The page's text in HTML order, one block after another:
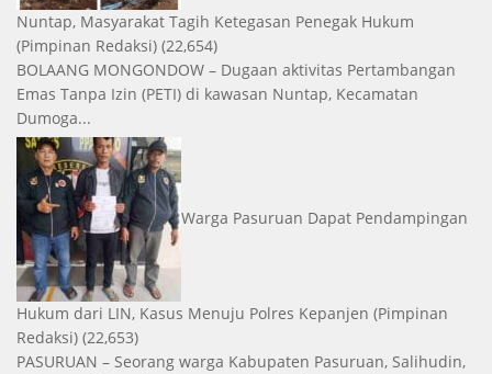
Nuntap, Masyarakat Tagih Ketegasan Penegak Hukum
(Pimpinan Redaksi) (22,654)
BOLAANG MONGONDOW – Dugaan aktivitas Pertambangan
Emas Tanpa Izin (PETI) di kawasan Nuntap, Kecamatan
Dumoga...
Warga Pasuruan Dapat Pendampingan
Hukum dari LIN, Kasus Menuju Polres Kepanjen (Pimpinan
Redaksi) (22,653)
PASURUAN – Seorang warga Kabupaten Pasuruan, Salihudin,